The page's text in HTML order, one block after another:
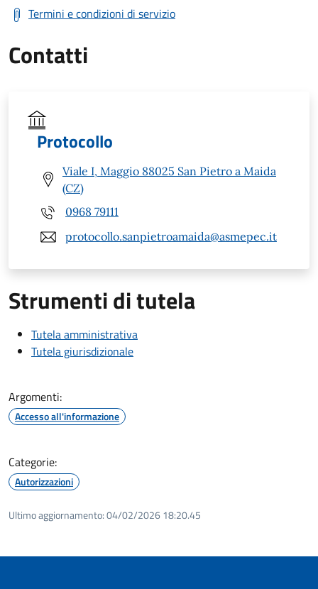
Termini e condizioni di servizio
Contatti
Protocollo
Viale I, Maggio 88025 San Pietro a Maida
(CZ)
0968 79111
protocollo.sanpietroamaida@asmepec.it
Strumenti di tutela
Tutela amministrativa
Tutela giurisdizionale
Argomenti:
Accesso all'informazione
Categorie:
Autorizzazioni
Ultimo aggiornamento:04/02/2026 18:20.45